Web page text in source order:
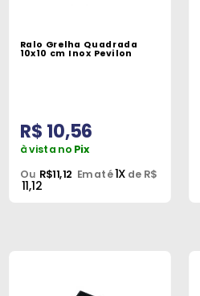
Peças
Oficina
Mecânica
Ralo Grelha Quadrada
10x10 cm Inox Pevilon
R$ 10,56
à vista no Pix
Ou R$11,12 Em até1X de R$
11,12